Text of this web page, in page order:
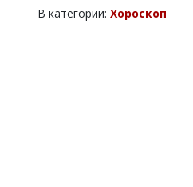
В категории: Хороскоп